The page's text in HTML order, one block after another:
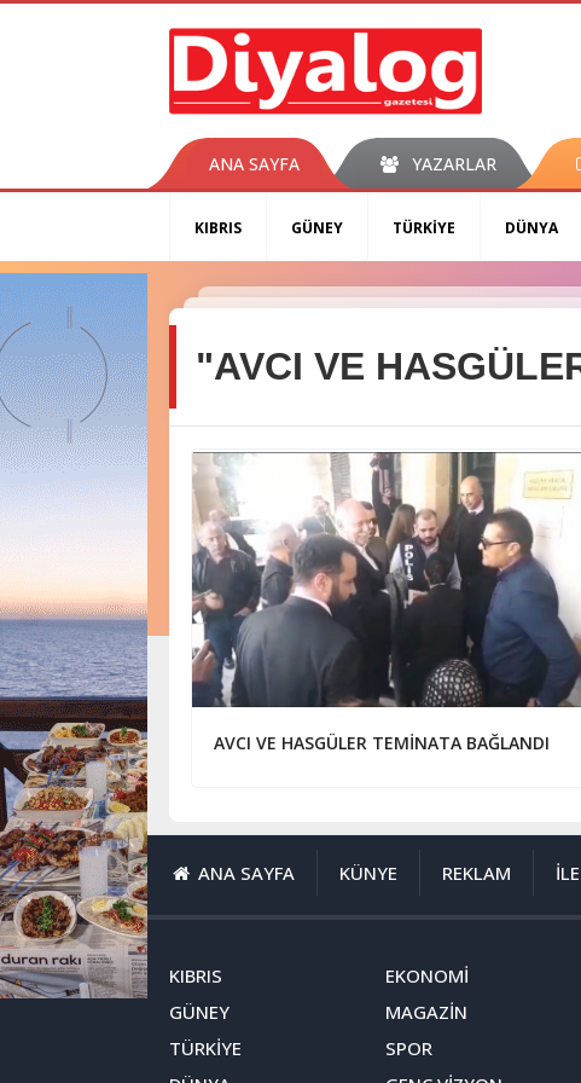
ANA SAYFA YAZARLAR
KIBRIS GÜNEY TÜRKİYE DÜNYA
"AVCI VE
AVCI VE HASGÜLER TEMİNATA BAĞLANDI
ANA SAYFA KÜNYE REKLAM
KIBRIS
GÜNEY
TÜRKİYE
EKONOMİ
MAGAZİN
SPOR